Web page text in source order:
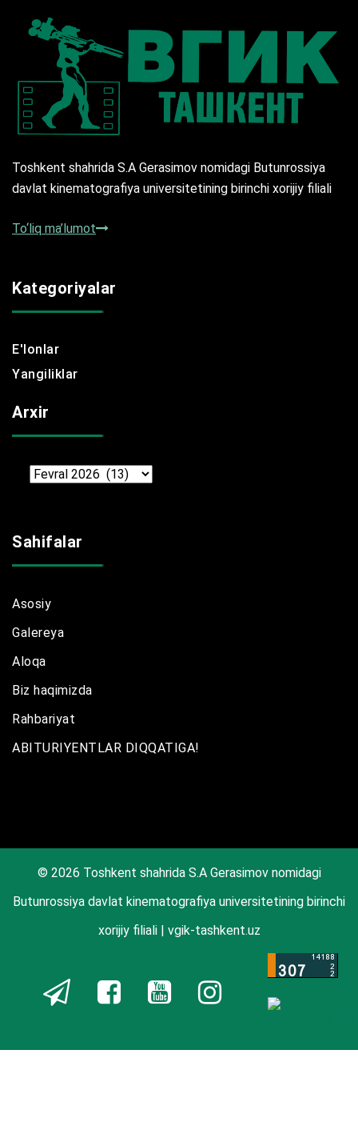
Toshkent shahrida S.A Gerasimov nomidagi Butunrossiya
davlat kinematografiya universitetining birinchi xorijiy filiali
To‘liq ma’lumot
Kategoriyalar
E'lonlar
Yangiliklar
Arxir
Arxir
Sahifalar
Asosiy
Galereya
Aloqa
Biz haqimizda
Rahbariyat
ABITURIYENTLAR DIQQATIGA!
© 2026 Toshkent shahrida S.A Gerasimov nomidagi
Butunrossiya davlat kinematografiya universitetining birinchi
xorijiy filiali | vgik-tashkent.uz